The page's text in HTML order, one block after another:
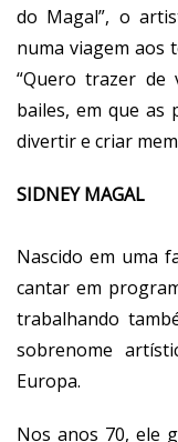
do Magal”, o
numa viagem aos
“Quero trazer de
bailes, em que as
divertir e criar
SIDNEY MAGAL
Nascido em uma
cantar em
trabalhando
sobrenome
Europa.
Nos anos 70, ele